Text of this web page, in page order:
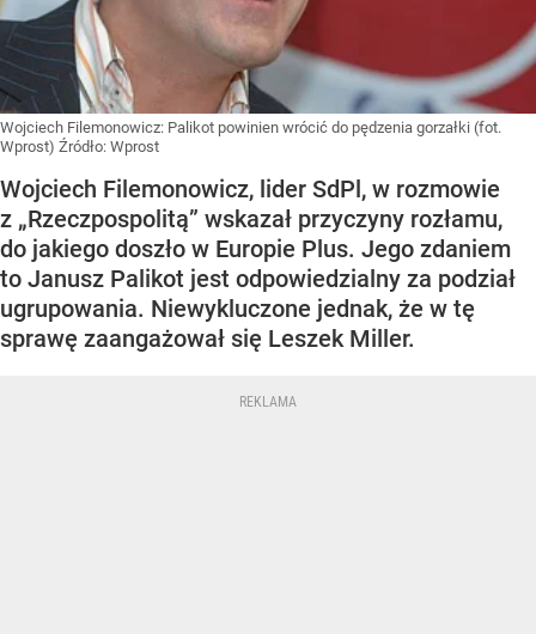
Wojciech Filemonowicz: Palikot powinien wrócić do pędzenia gorzałki (fot.
Wprost) Źródło: Wprost
Wojciech Filemonowicz, lider SdPl, w rozmowie
z „Rzeczpospolitą” wskazał przyczyny rozłamu,
do jakiego doszło w Europie Plus. Jego zdaniem
to Janusz Palikot jest odpowiedzialny za podział
ugrupowania. Niewykluczone jednak, że w tę
sprawę zaangażował się Leszek Miller.